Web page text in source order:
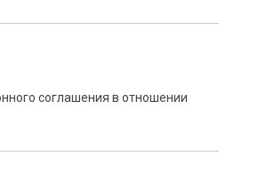
соглашения в отношении